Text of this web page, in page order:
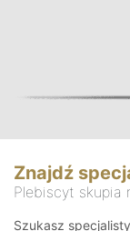
Znajdź
Plebiscyt skupia
Szukasz